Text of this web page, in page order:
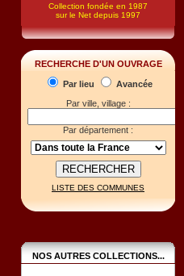
Collection fondée en 1987
sur le Net depuis 1997
RECHERCHE D'UN OUVRAGE
Par lieu
Avancée
Par ville, village :
Par département :
LISTE DES COMMUNES
NOS AUTRES COLLECTIONS...